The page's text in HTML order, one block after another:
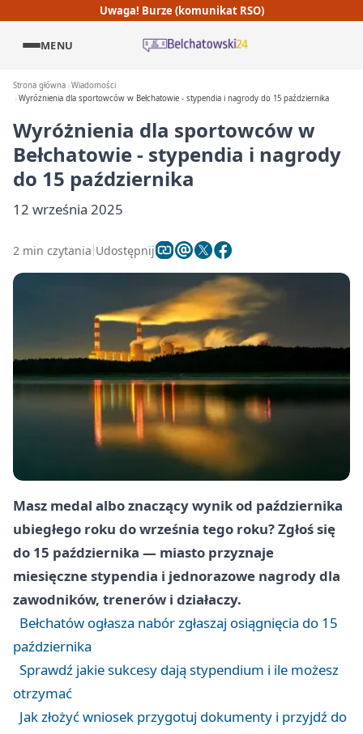
Uwaga! Burze (komunikat RSO)
MENU
Strona główna Wiadomości
Wyróżnienia dla sportowców w Bełchatowie - stypendia i nagrody do 15 października
Wyróżnienia dla sportowców w
Bełchatowie - stypendia i nagrody
do 15 października
12 września 2025
2 min czytania Udostępnij
Masz medal albo znaczący wynik od października
ubiegłego roku do września tego roku? Zgłoś się
do 15 października — miasto przyznaje
miesięczne stypendia i jednorazowe nagrody dla
zawodników, trenerów i działaczy.
Bełchatów ogłasza nabór zgłaszaj osiągnięcia do 15
października
Sprawdź jakie sukcesy dają stypendium i ile możesz
otrzymać
Jak złożyć wniosek przygotuj dokumenty i przyjdź do